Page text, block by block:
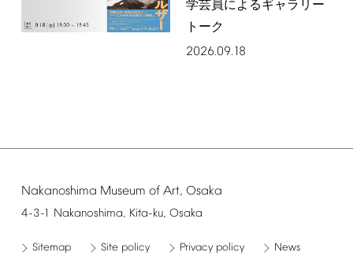
学芸員によるギャラリー
トーク
2026.09.18
Nakanoshima Museum of Art, Osaka
4-3-1 Nakanoshima, Kita-ku, Osaka
Sitemap Site policy Privacy policy News